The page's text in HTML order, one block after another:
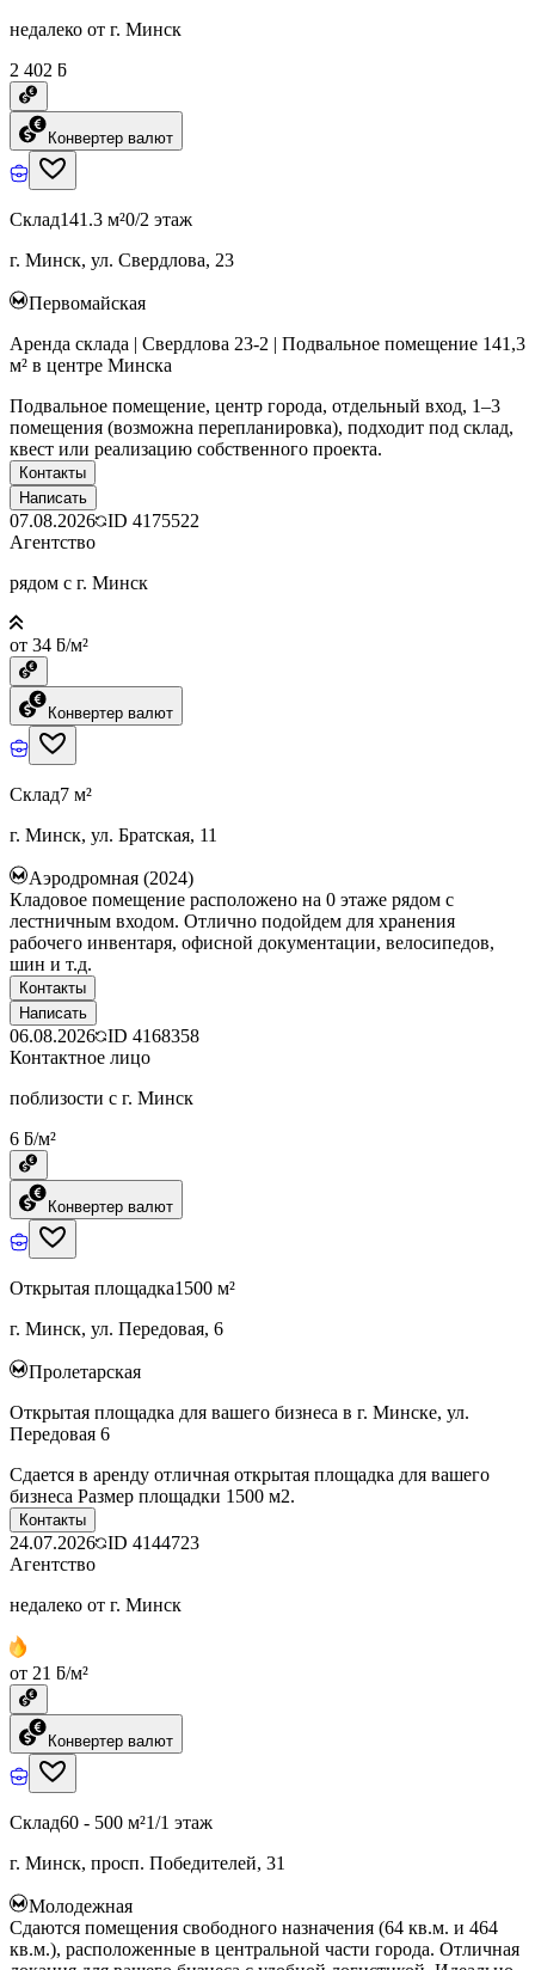
недалеко от г. Минск
2 402 ƃ
Конвертер валют
Склад141.3 м²0/2 этаж
г. Минск, ул. Свердлова, 23
Первомайская
Аренда склада | Свердлова 23-2 | Подвальное помещение 141,3
м² в центре Минска
Подвальное помещение, центр города, отдельный вход, 1–3
помещения (возможна перепланировка), подходит под склад,
квест или реализацию собственного проекта.
Контакты
Написать
07.08.2026 ID 4175522
Агентство
рядом с г. Минск
от 34 ƃ/м²
Конвертер валют
Склад7 м²
г. Минск, ул. Братская, 11
Аэродромная (2024)
Кладовое помещение расположено на 0 этаже рядом с
лестничным входом. Отлично подойдем для хранения
рабочего инвентаря, офисной документации, велосипедов,
шин и т.д.
Контакты
Написать
06.08.2026 ID 4168358
Контактное лицо
поблизости с г. Минск
6 ƃ/м²
Конвертер валют
Открытая площадка1500 м²
г. Минск, ул. Передовая, 6
Пролетарская
Открытая площадка для вашего бизнеса в г. Минске, ул.
Передовая 6
Сдается в аренду отличная открытая площадка для вашего
бизнеса Размер площадки 1500 м2.
Контакты
24.07.2026 ID 4144723
Агентство
недалеко от г. Минск
от 21 ƃ/м²
Конвертер валют
Склад60 - 500 м²1/1 этаж
г. Минск, просп. Победителей, 31
Молодежная
Сдаются помещения свободного назначения (64 кв.м. и 464
кв.м.), расположенные в центральной части города. Отличная